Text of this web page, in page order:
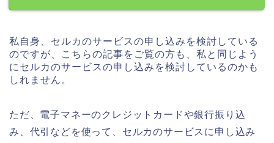
私自身、セルカのサービスの申し込みを検討している
のですが、こちらの記事をご覧の方も、私と同じよう
にセルカのサービスの申し込みを検討しているのかも
しれません。
ただ、電子マネーのクレジットカードや銀行振り込
み、代引などを使って、セルカのサービスに申し込み